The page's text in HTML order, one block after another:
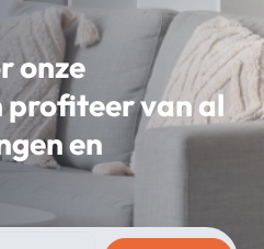
onze
profiteer van al
en